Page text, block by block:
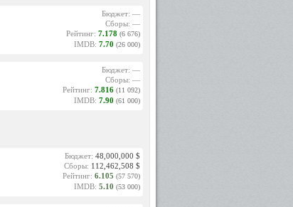
Бюджет: —
Сборы: —
Рейтинг: 7.178 (6 676)
IMDB: 7.70 (26 000)
Бюджет: —
Сборы: —
Рейтинг: 7.816 (11 092)
IMDB: 7.90 (61 000)
Бюджет: 48,000,000 $
Сборы: 112,462,508 $
Рейтинг: 6.105 (57 570)
IMDB: 5.10 (53 000)